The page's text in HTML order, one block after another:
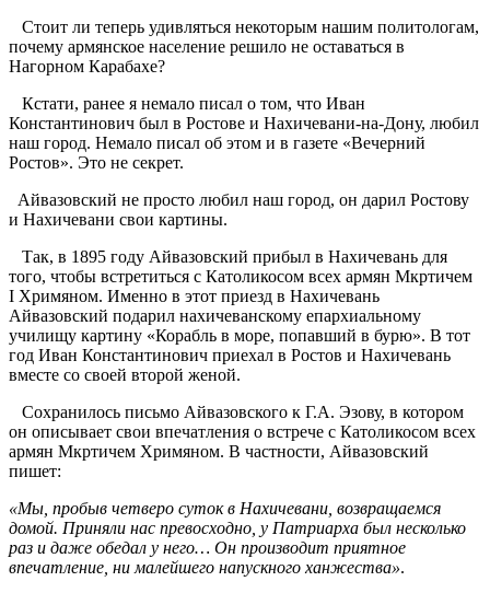
Стоит ли теперь удивляться некоторым нашим политологам,
почему армянское население решило не оставаться в
Нагорном Карабахе?
Кстати, ранее я немало писал о том, что Иван
Константинович был в Ростове и Нахичевани-на-Дону, любил
наш город. Немало писал об этом и в газете «Вечерний
Ростов». Это не секрет.
Айвазовский не просто любил наш город, он дарил Ростову
и Нахичевани свои картины.
Так, в 1895 году Айвазовский прибыл в Нахичевань для
того, чтобы встретиться с Католикосом всех армян Мкртичем
I Хримяном. Именно в этот приезд в Нахичевань
Айвазовский подарил нахичеванскому епархиальному
училищу картину «Корабль в море, попавший в бурю». В тот
год Иван Константинович приехал в Ростов и Нахичевань
вместе со своей второй женой.
Сохранилось письмо Айвазовского к Г.А. Эзову, в котором
он описывает свои впечатления о встрече с Католикосом всех
армян Мкртичем Хримяном. В частности, Айвазовский
пишет:
«Мы, пробыв четверо суток в Нахичевани, возвращаемся
домой. Приняли нас превосходно, у Патриарха был несколько
раз и даже обедал у него… Он производит приятное
впечатление, ни малейшего напускного ханжества».